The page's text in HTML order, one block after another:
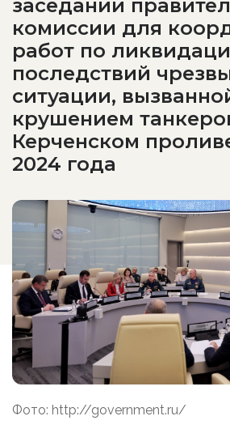
заседании
комиссии для
работ по
последствий
ситуации,
крушением
Керченском
2024 года
Фото: http://government.ru/